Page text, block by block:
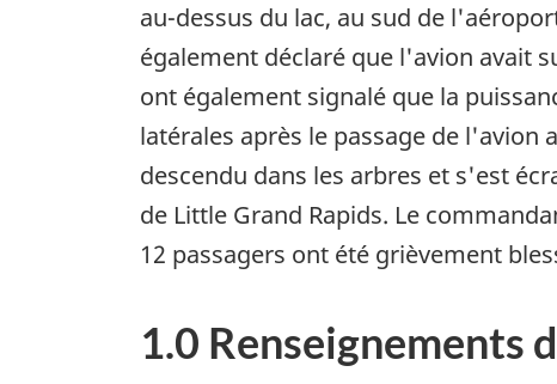
au-dessus du lac, au sud de
également déclaré que l'avion avait
ont également signalé que la
latérales après le passage de l'avion
descendu dans les arbres et s'est
de Little Grand Rapids. Le
12 passagers ont été grièvement
1.0 Renseignements